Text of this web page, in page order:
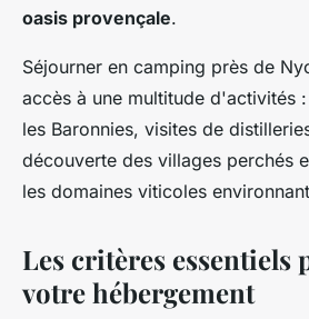
oasis provençale.
Séjourner en camping près de
accès à une multitude d'activités
les Baronnies, visites de
découverte des villages perchés
les domaines viticoles
Les critères essentiels
votre hébergement